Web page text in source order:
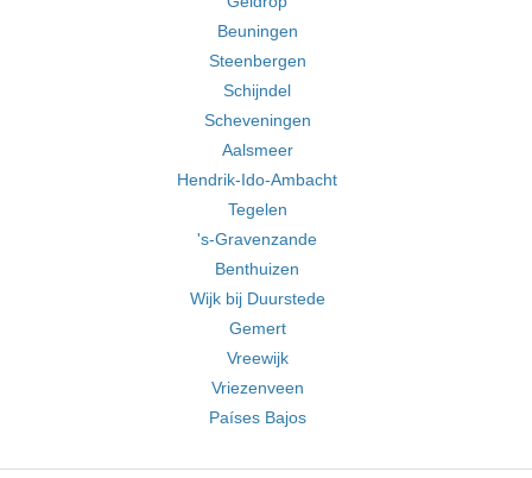
Beuningen
Steenbergen
Schijndel
Scheveningen
Aalsmeer
Hendrik-Ido-Ambacht
Tegelen
's-Gravenzande
Benthuizen
Wijk bij Duurstede
Gemert
Vreewijk
Vriezenveen
Países Bajos